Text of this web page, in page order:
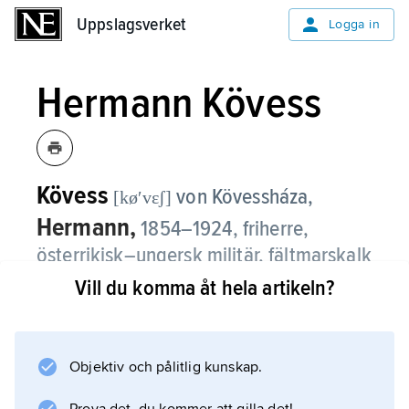
Uppslagsverket Logga in
Hermann Kövess
Kövess [køʹvɛʃ] von Kövessháza,
Hermann, 1854–1924, friherre,
österrikisk–ungersk militär, fältmarskalk
1917.
framgångsrika operationer först mot serberna,
sedan mot italienarna. Som chef för 7:e armén
Vill du komma åt hela artikeln?
Objektiv och pålitlig kunskap.